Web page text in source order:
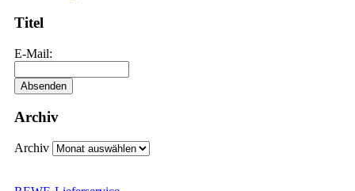
Titel
E-Mail:
Archiv
Archiv